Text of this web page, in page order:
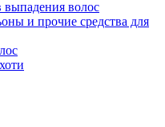
выпадения волос
и прочие средства для